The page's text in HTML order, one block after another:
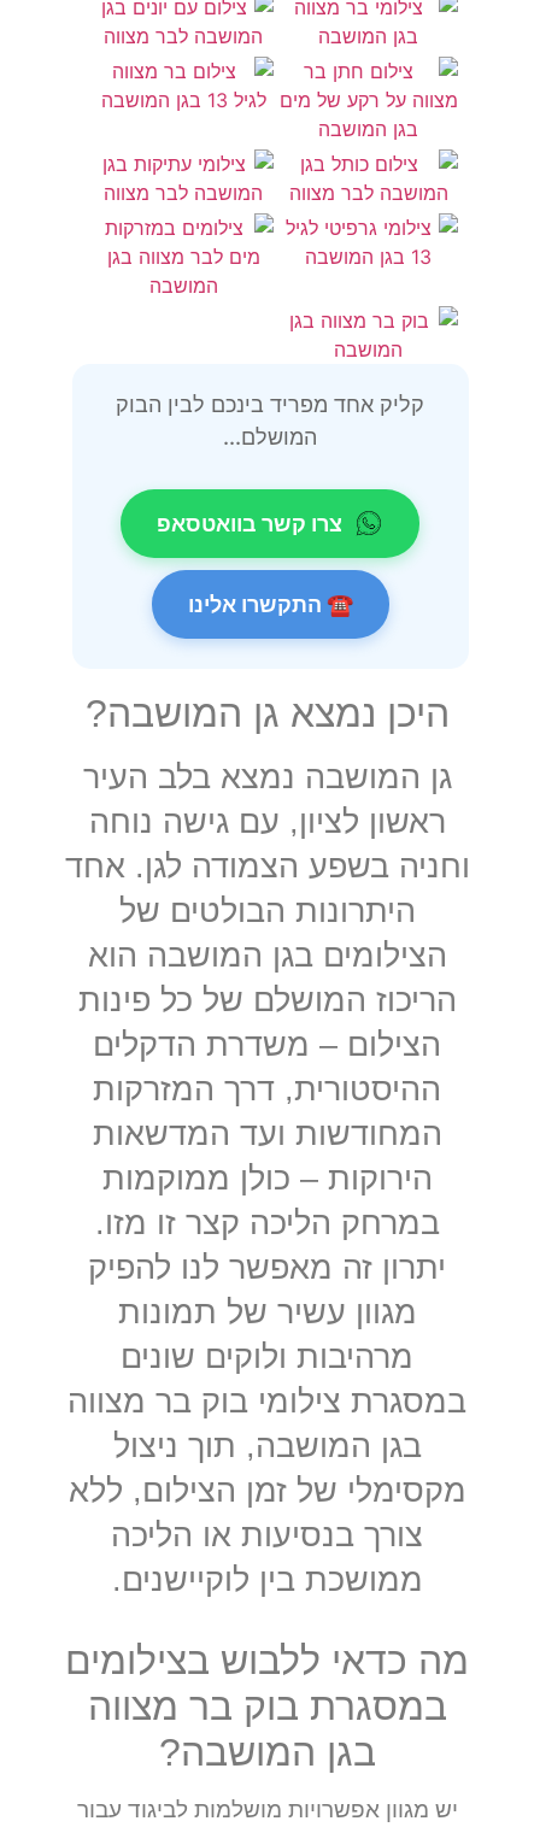
קליק אחד מפריד בינכם לבין הבוק
המושלם...
צרו קשר בוואטסאפ
☎ התקשרו אלינו
היכן נמצא גן המושבה?
גן המושבה נמצא בלב העיר
ראשון לציון, עם גישה נוחה
וחניה בשפע הצמודה לגן. אחד
היתרונות הבולטים של
הצילומים בגן המושבה הוא
הריכוז המושלם של כל פינות
הצילום – משדרת הדקלים
ההיסטורית, דרך המזרקות
המחודשות ועד המדשאות
הירוקות – כולן ממוקמות
במרחק הליכה קצר זו מזו.
יתרון זה מאפשר לנו להפיק
מגוון עשיר של תמונות
מרהיבות ולוקים שונים
במסגרת צילומי בוק בר מצווה
בגן המושבה, תוך ניצול
מקסימלי של זמן הצילום, ללא
צורך בנסיעות או הליכה
ממושכת בין לוקיישנים.
מה כדאי ללבוש בצילומים
במסגרת בוק בר מצווה
בגן המושבה?
יש מגוון אפשרויות מושלמות לביגוד עבור